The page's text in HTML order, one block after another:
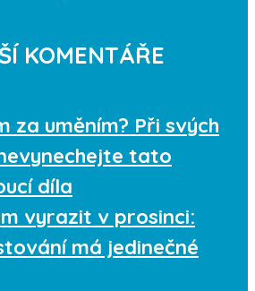
KOMENTÁŘE
za uměním? Při svých
tato
díla
vyrazit v prosinci:
má jedinečné